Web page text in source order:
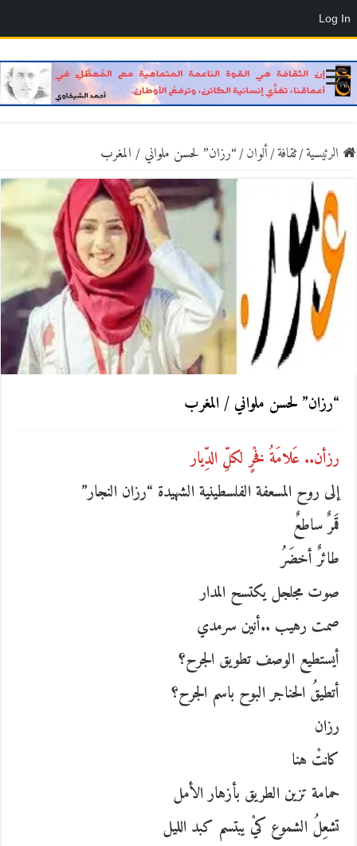
الرئيسية/ثقافة/ألوان/“رزان” لحسن ملواني / المغرب
“رزان” لحسن ملواني / المغرب
رزأن.. عَلامَةُ فخْرٍ لكلِّ الدِّيار
إلى روح المسعفة الفلسطينية الشهيدة “رزان النجار”
قَمرٌ ساطعٌ
طائرٌ أخضَرُ
صوت مجلجل يكتسح المدار
صمت رهيب ..أنين سرمدي
أيستطيع الوصف تطويق الجرح؟
أتطيقُ الحناجر البوح باسم الجرح؟
رزان
كانتْ هنا
حمامة تزين الطريق بأزهار الأمل
تشعِلُ الشموع كيْ يبتسم كبد الليل
Log In